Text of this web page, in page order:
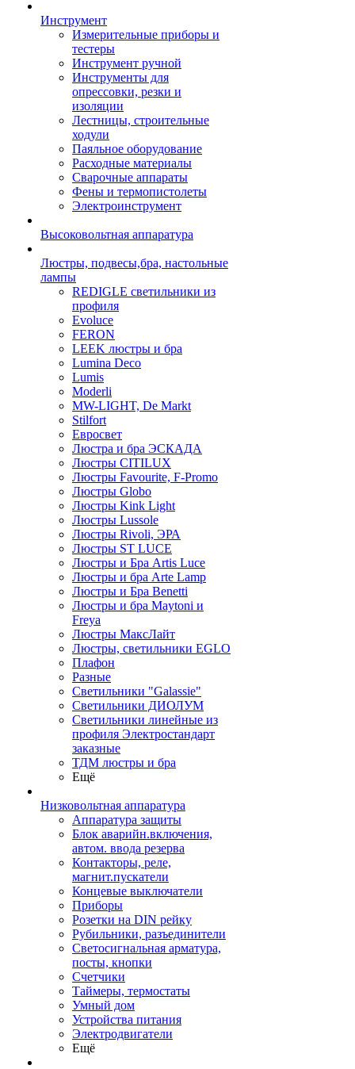
Инструмент
Измерительные приборы и
тестеры
Инструмент ручной
Инструменты для
опрессовки, резки и
изоляции
Лестницы, строительные
ходули
Паяльное оборудование
Расходные материалы
Сварочные аппараты
Фены и термопистолеты
Электроинструмент
Высоковольтная аппаратура
Люстры, подвесы,бра, настольные
лампы
REDIGLE светильники из
профиля
Evoluce
FERON
LEEK люстры и бра
Lumina Deco
Lumis
Moderli
MW-LIGHT, De Markt
Stilfort
Евросвет
Люстра и бра ЭСКАДА
Люстры CITILUX
Люстры Favourite, F-Promo
Люстры Globo
Люстры Kink Light
Люстры Lussole
Люстры Rivoli, ЭРА
Люстры ST LUCE
Люстры и Бра Artis Luce
Люстры и бра Arte Lamp
Люстры и Бра Benetti
Люстры и бра Maytoni и
Freya
Люстры МаксЛайт
Люстры, светильники EGLO
Плафон
Разные
Светильники "Galassie"
Светильники ДИОЛУМ
Светильники линейные из
профиля Электростандарт
заказные
ТДМ люстры и бра
Ещё
Низковольтная аппаратура
Аппаратура защиты
Блок аварийн.включения,
автом. ввода резерва
Контакторы, реле,
магнит.пускатели
Концевые выключатели
Приборы
Розетки на DIN рейку
Рубильники, разъединители
Светосигнальная арматура,
посты, кнопки
Счетчики
Таймеры, термостаты
Умный дом
Устройства питания
Электродвигатели
Ещё